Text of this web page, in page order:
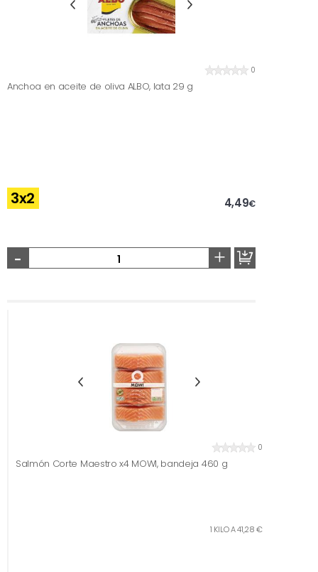
0
Anchoa en aceite de oliva ALBO, lata 29 g
3x2 4,49€
- +
0
Salmón Corte Maestro x4 MOWI, bandeja 460 g
1 KILO A 41,28 €